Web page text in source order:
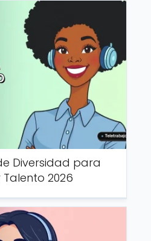
Diversidad para
Talento 2026